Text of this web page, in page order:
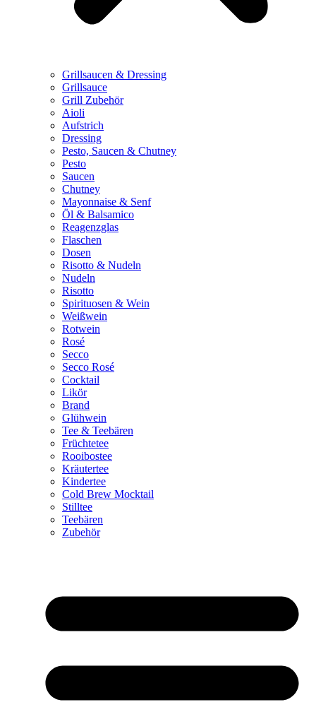
Grillsaucen & Dressing
Grillsauce
Grill Zubehör
Aioli
Aufstrich
Dressing
Pesto, Saucen & Chutney
Pesto
Saucen
Chutney
Mayonnaise & Senf
Öl & Balsamico
Reagenzglas
Flaschen
Dosen
Risotto & Nudeln
Nudeln
Risotto
Spirituosen & Wein
Weißwein
Rotwein
Rosé
Secco
Secco Rosé
Cocktail
Likör
Brand
Glühwein
Tee & Teebären
Früchtetee
Rooibostee
Kräutertee
Kindertee
Cold Brew Mocktail
Stilltee
Teebären
Zubehör